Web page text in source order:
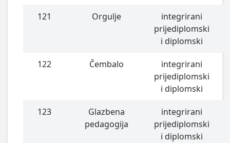
121 Orgulje
integrirani
prijediplomski
i diplomski
122 Čembalo
integrirani
prijediplomski
i diplomski
123
Glazbena
pedagogija
integrirani
prijediplomski
i diplomski